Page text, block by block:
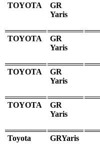
TOYOTA
GR
Yaris
TOYOTA
GR
Yaris
TOYOTA
GR
Yaris
TOYOTA
GR
Yaris
Toyota GRYaris